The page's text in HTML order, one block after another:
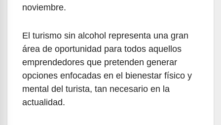
noviembre.
El turismo sin alcohol representa una gran
área de oportunidad para todos aquellos
emprendedores que pretenden generar
opciones enfocadas en el bienestar físico y
mental del turista, tan necesario en la
actualidad.